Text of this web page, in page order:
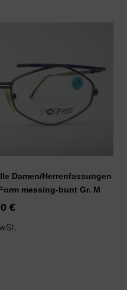
Damen/Herrenfassungen
messing-bunt Gr. M
€